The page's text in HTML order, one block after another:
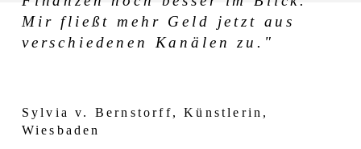
Mir fließt mehr Geld jetzt aus
verschiedenen Kanälen zu."
Sylvia v. Bernstorff, Künstlerin,
Wiesbaden